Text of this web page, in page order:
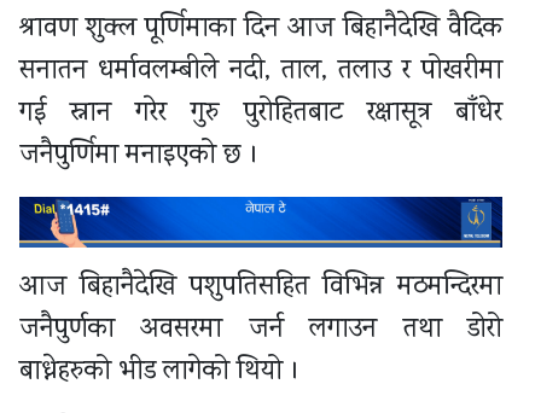
श्रावण शुक्ल पूर्णिमाका दिन आज बिहानैदेखि वैदिक
सनातन धर्मावलम्बीले नदी, ताल, तलाउ र पोखरीमा
गई स्नान गरेर गुरु पुरोहितबाट रक्षासूत्र बाँधेर
जनैपुर्णिमा मनाइएको छ ।
आज बिहानैदेखि पशुपतिसहित विभिन्न मठमन्दिरमा
जनैपुर्णका अवसरमा जर्न लगाउन तथा डोरो
बाध्नेहरुको भीड लागेको थियो ।